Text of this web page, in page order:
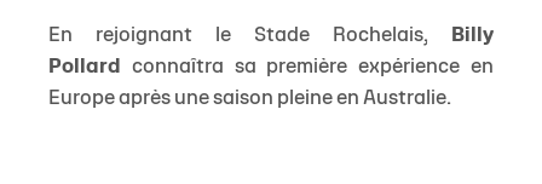
En rejoignant le Stade Rochelais,
Billy
Pollard
connaîtra sa première expérience en
Europe après une saison pleine en Australie.